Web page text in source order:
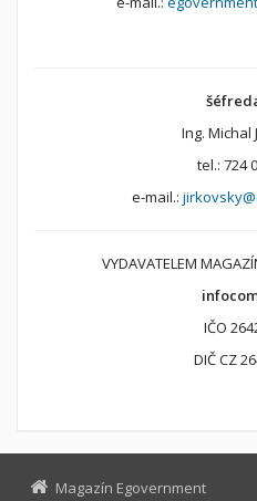
Ing. Michal
tel.: 724
e-mail.:
VYDAVATELEM
IČO
DIČ CZ
Magazín Egovernment